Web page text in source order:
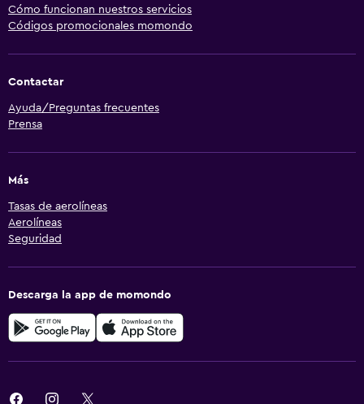
Cómo funcionan nuestros servicios
Códigos promocionales momondo
Contactar
Ayuda/Preguntas frecuentes
Prensa
Más
Tasas de aerolíneas
Aerolíneas
Seguridad
Descarga la app de momondo